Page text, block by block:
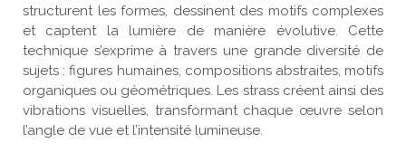
structurent les formes, dessinent des motifs complexes
et captent la lumière de manière évolutive. Cette
technique s’exprime à travers une grande diversité de
sujets : figures humaines, compositions abstraites, motifs
organiques ou géométriques. Les strass créent ainsi des
vibrations visuelles, transformant chaque œuvre selon
l’angle de vue et l’intensité lumineuse.